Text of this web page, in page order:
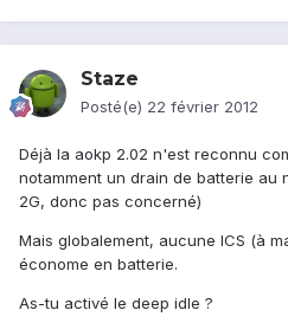
Staze
Posté(e) 22 février 2012
Déjà la aokp 2.02 n'est reconnu
notamment un drain de batterie au
2G, donc pas concerné)
Mais globalement, aucune ICS (à
économe en batterie.
As-tu activé le deep idle ?